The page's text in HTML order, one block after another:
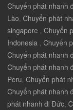
Chuyển phát nhanh
Lào, Chuyển phát
singapore , Chuyển
Indonesia , Chuyển
Chuyển phát nhanh
Chuyển phát nhanh
Peru, Chuyển phát
Chuyển phát nhanh
phát nhanh đi Đức,